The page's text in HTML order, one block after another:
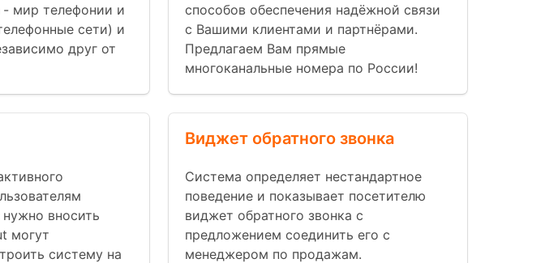
- мир телефонии и
сети) и
друг от
способов обеспечения надёжной связи
с Вашими клиентами и партнёрами.
Предлагаем Вам прямые
многоканальные номера по России!
вносить
могут
систему на
Виджет обратного звонка
Система определяет нестандартное
поведение и показывает посетителю
виджет обратного звонка с
предложением соединить его с
менеджером по продажам.